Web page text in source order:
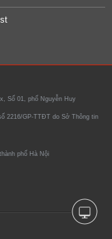
Số 01, phố Nguyễn Huy
2216/GP-TTĐT do Sở Thông tin
phố Hà Nội